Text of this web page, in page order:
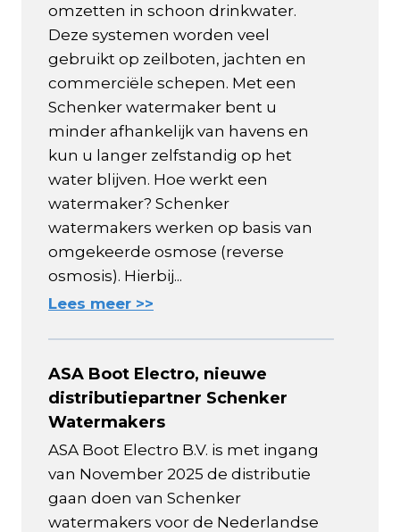
omzetten in schoon drinkwater.
Deze systemen worden veel
gebruikt op zeilboten, jachten en
commerciële schepen. Met een
Schenker watermaker bent u
minder afhankelijk van havens en
kun u langer zelfstandig op het
water blijven. Hoe werkt een
watermaker? Schenker
watermakers werken op basis van
omgekeerde osmose (reverse
osmosis). Hierbij...
Lees meer >>
ASA Boot Electro, nieuwe
distributiepartner Schenker
Watermakers
ASA Boot Electro B.V. is met ingang
van November 2025 de distributie
gaan doen van Schenker
watermakers voor de Nederlandse